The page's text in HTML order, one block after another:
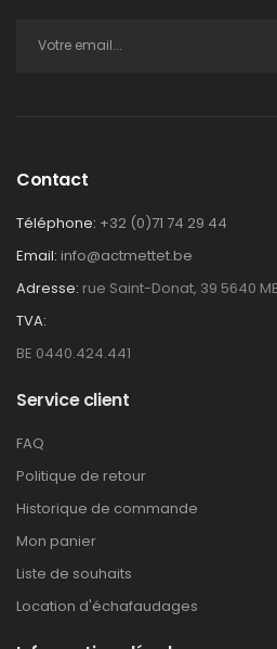
Contact
Téléphone: +32 (0)71 74 29 44
Email: info@actmettet.be
Adresse: rue Saint-Donat, 39 5640
TVA:
BE 0440.424.441
Service client
FAQ
Politique de retour
Historique de commande
Mon panier
Liste de souhaits
Location d'échafaudages